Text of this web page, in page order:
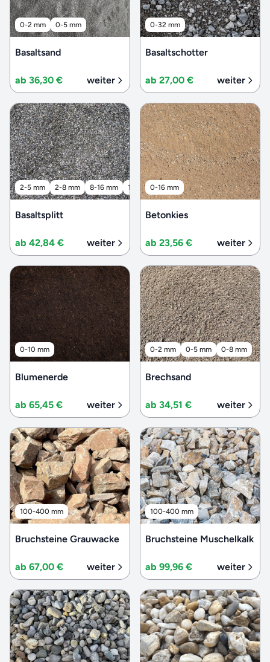
0-2 mm 0-5 mm
Basaltsand
ab 36,30 € weiter
0-32 mm
Basaltschotter
ab 27,00 € weiter
2-5 mm 2-8 mm 8-16 mm 16-32 mm 32-56 mm
Basaltsplitt
ab 42,84 € weiter
0-16 mm
Betonkies
ab 23,56 € weiter
0-10 mm
Blumenerde
ab 65,45 € weiter
0-2 mm 0-5 mm 0-8 mm
Brechsand
ab 34,51 € weiter
100-400 mm
Bruchsteine Grauwacke
ab 67,00 € weiter
100-400 mm
Bruchsteine Muschelkalk
ab 99,96 € weiter